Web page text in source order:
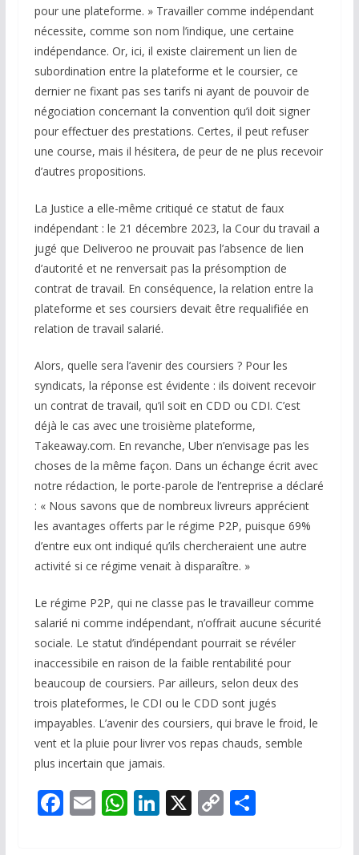
pour une plateforme. » Travailler comme indépendant
nécessite, comme son nom l’indique, une certaine
indépendance. Or, ici, il existe clairement un lien de
subordination entre la plateforme et le coursier, ce
dernier ne fixant pas ses tarifs ni ayant de pouvoir de
négociation concernant la convention qu’il doit signer
pour effectuer des prestations. Certes, il peut refuser
une course, mais il hésitera, de peur de ne plus recevoir
d’autres propositions.
La Justice a elle-même critiqué ce statut de faux
indépendant : le 21 décembre 2023, la Cour du travail a
jugé que Deliveroo ne prouvait pas l’absence de lien
d’autorité et ne renversait pas la présomption de
contrat de travail. En conséquence, la relation entre la
plateforme et ses coursiers devait être requalifiée en
relation de travail salarié.
Alors, quelle sera l’avenir des coursiers ? Pour les
syndicats, la réponse est évidente : ils doivent recevoir
un contrat de travail, qu’il soit en CDD ou CDI. C’est
déjà le cas avec une troisième plateforme,
Takeaway.com. En revanche, Uber n’envisage pas les
choses de la même façon. Dans un échange écrit avec
notre rédaction, le porte-parole de l’entreprise a déclaré
: « Nous savons que de nombreux livreurs apprécient
les avantages offerts par le régime P2P, puisque 69%
d’entre eux ont indiqué qu’ils chercheraient une autre
activité si ce régime venait à disparaître. »
Le régime P2P, qui ne classe pas le travailleur comme
salarié ni comme indépendant, n’offrait aucune sécurité
sociale. Le statut d’indépendant pourrait se révéler
inaccessibile en raison de la faible rentabilité pour
beaucoup de coursiers. Par ailleurs, selon deux des
trois plateformes, le CDI ou le CDD sont jugés
impayables. L’avenir des coursiers, qui brave le froid, le
vent et la pluie pour livrer vos repas chauds, semble
plus incertain que jamais.
F E W Li X C P